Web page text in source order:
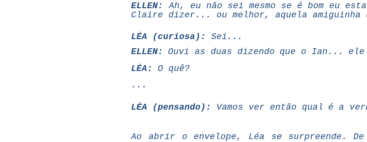
ELLEN:
Ah, eu não sei mesmo se é bom eu
Claire
dizer... ou melhor, aquela
LÉA (curiosa):
Sei...
ELLEN:
Ouvi as duas dizendo que o Ian... ele
LÉA:
O quê?
...
LÉA (pensando): Vamos ver então qual é a
Ao abrir o envelope, Léa se surpreende.